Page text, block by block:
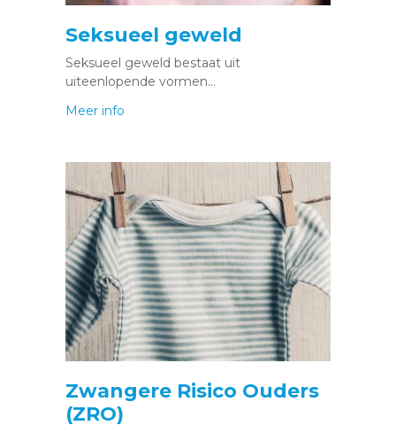
Seksueel geweld
Seksueel geweld bestaat uit
uiteenlopende vormen…
Meer info
Zwangere Risico Ouders
(ZRO)